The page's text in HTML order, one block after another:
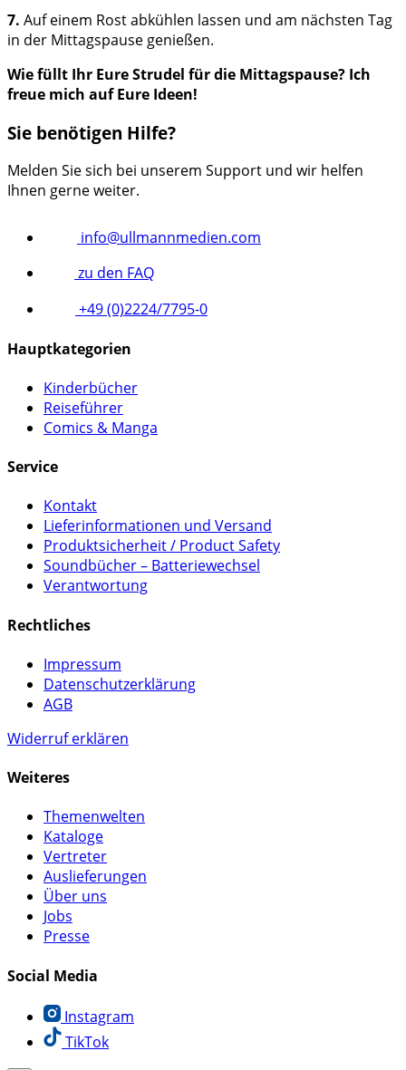
7. Auf einem Rost abkühlen lassen und am nächsten Tag
in der Mittagspause genießen.
Wie füllt Ihr Eure Strudel für die Mittagspause? Ich
freue mich auf Eure Ideen!
Sie benötigen Hilfe?
Melden Sie sich bei unserem Support und wir helfen
Ihnen gerne weiter.
info@ullmannmedien.com
zu den FAQ
+49 (0)2224/7795-0
Hauptkategorien
Kinderbücher
Reiseführer
Comics & Manga
Service
Kontakt
Lieferinformationen und Versand
Produktsicherheit / Product Safety
Soundbücher – Batteriewechsel
Verantwortung
Rechtliches
Impressum
Datenschutzerklärung
AGB
Widerruf erklären
Weiteres
Themenwelten
Kataloge
Vertreter
Auslieferungen
Über uns
Jobs
Presse
Social Media
Instagram
TikTok